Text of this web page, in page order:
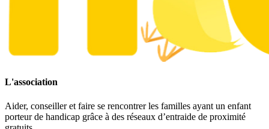
L'association
Aider, conseiller et faire se rencontrer les familles ayant un enfant
porteur de handicap grâce à des réseaux d’entraide de proximité